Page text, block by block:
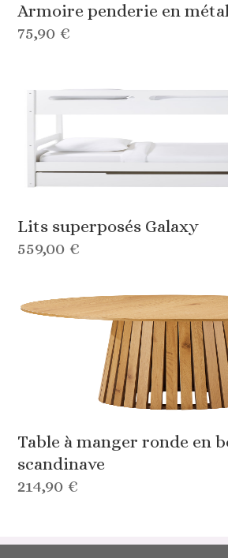
Armoire penderie en
75,90 €
Lits superposés Galaxy
559,00 €
Table à manger ronde en
scandinave
214,90 €